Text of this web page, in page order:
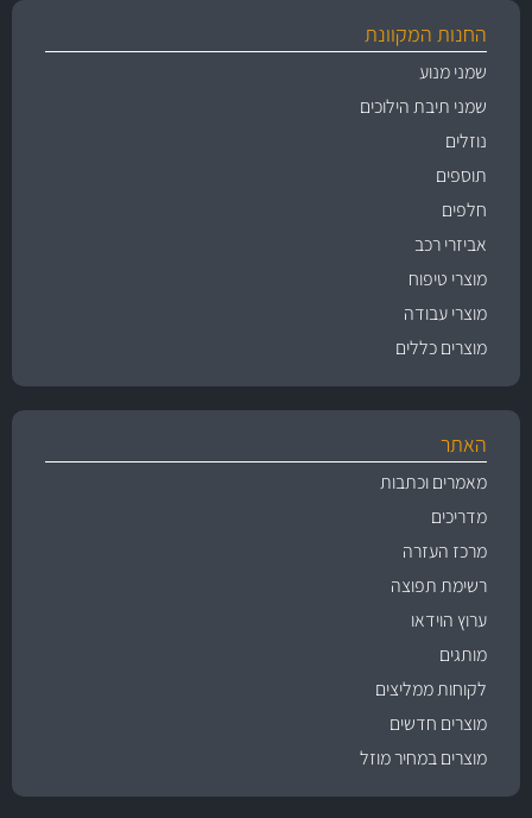
החנות המקוונת
שמני מנוע
שמני תיבת הילוכים
נוזלים
תוספים
חלפים
אביזרי רכב
מוצרי טיפוח
מוצרי עבודה
מוצרים כללים
האתר
מאמרים וכתבות
מדריכים
מרכז העזרה
רשימת תפוצה
ערוץ הוידאו
מותגים
לקוחות ממליצים
מוצרים חדשים
מוצרים במחיר מוזל